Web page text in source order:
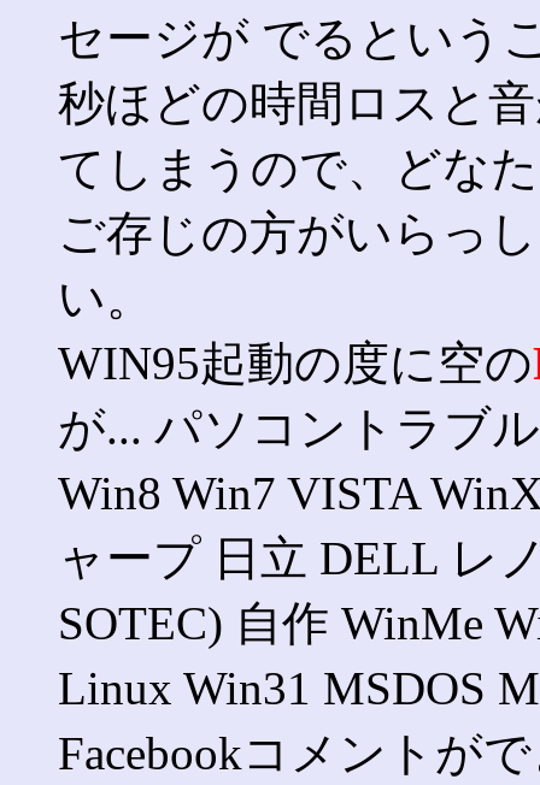
セージが でるという
秒ほどの時間ロスと
てしまうので、どな
ご存じの方がいらっ
い。
WIN95起動の度に空の
が... パソコントラブ
Win8 Win7 VISTA
ャープ 日立 DELL レ
SOTEC) 自作 WinMe
Linux Win31 MSDOS
Facebookコメントが